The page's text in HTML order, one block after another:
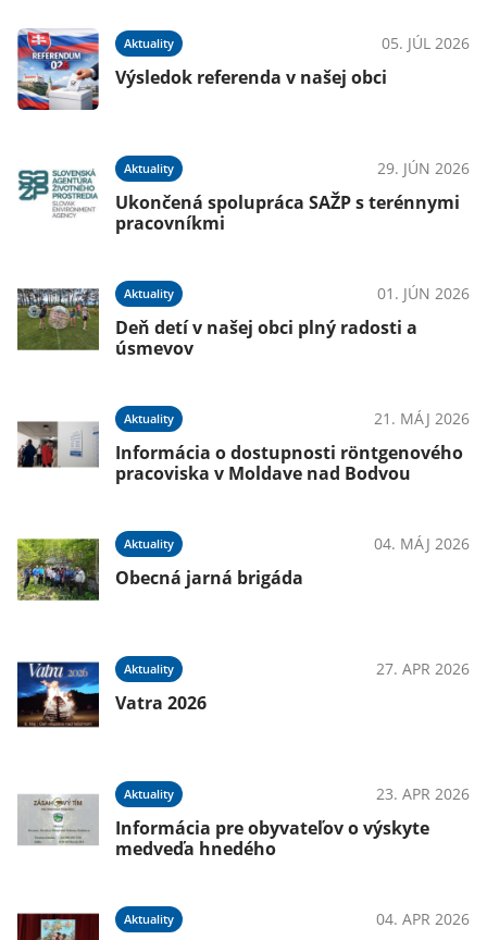
Aktuality 05. JÚL 2026
Výsledok referenda v našej obci
Aktuality 29. JÚN 2026
Ukončená spolupráca SAŽP s terénnymi
pracovníkmi
Aktuality 01. JÚN 2026
Deň detí v našej obci plný radosti a
úsmevov
Aktuality 21. MÁJ 2026
Informácia o dostupnosti röntgenového
pracoviska v Moldave nad Bodvou
Aktuality 04. MÁJ 2026
Obecná jarná brigáda
Aktuality 27. APR 2026
Vatra 2026
Aktuality 23. APR 2026
Informácia pre obyvateľov o výskyte
medveďa hnedého
Aktuality 04. APR 2026